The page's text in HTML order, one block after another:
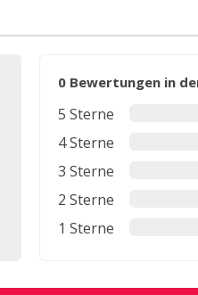
0 Bewertungen in
5 Sterne
4 Sterne
3 Sterne
2 Sterne
1 Sterne